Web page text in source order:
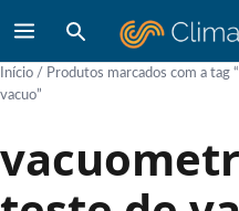
Início / Produtos marcados com a tag
vacuo”